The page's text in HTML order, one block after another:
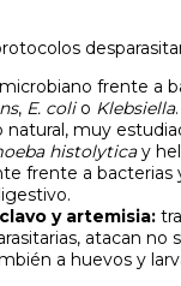
frente a
, E. colio Klebsiella.
muy
histolyticay
frente a bacterias
y artemisia:
atacan no
a huevos y